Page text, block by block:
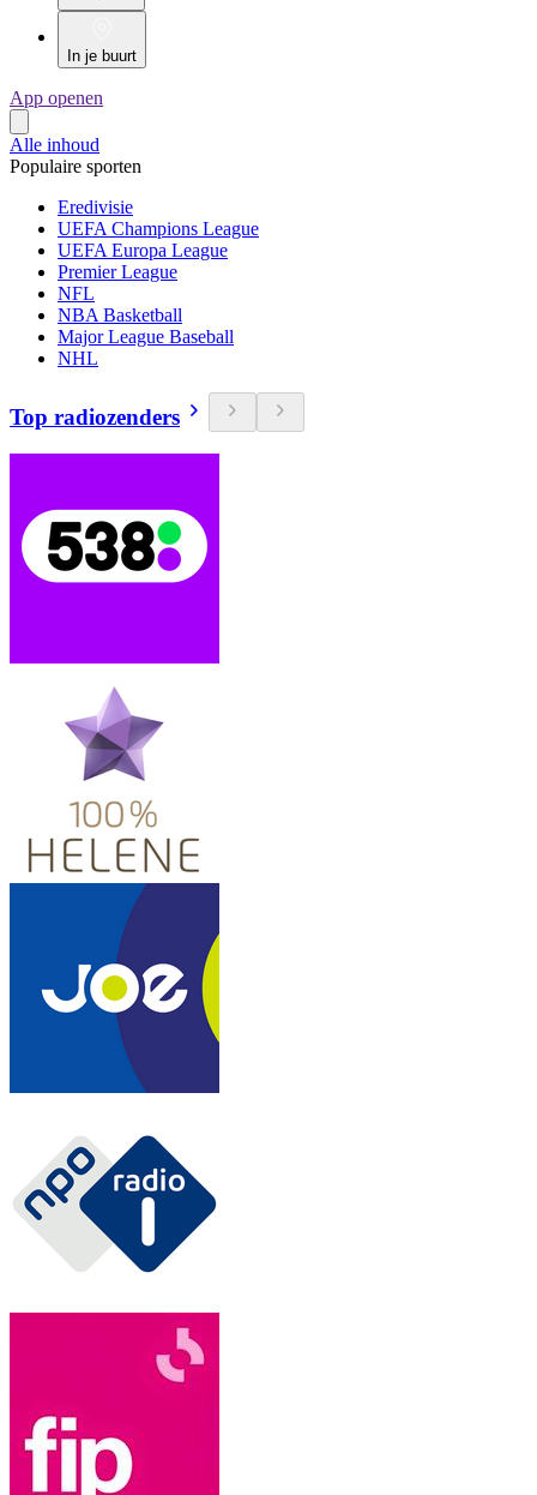
In je buurt
App openen
Alle inhoud
Populaire sporten
Eredivisie
UEFA Champions League
UEFA Europa League
Premier League
NFL
NBA Basketball
Major League Baseball
NHL
Top radiozenders